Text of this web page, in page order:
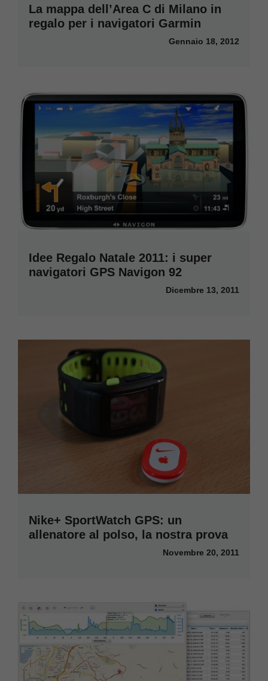
La mappa dell’Area C di Milano in
regalo per i navigatori Garmin
Gennaio 18, 2012
Idee Regalo Natale 2011: i super
navigatori GPS Navigon 92
Dicembre 13, 2011
Nike+ SportWatch GPS: un
allenatore al polso, la nostra prova
Novembre 20, 2011